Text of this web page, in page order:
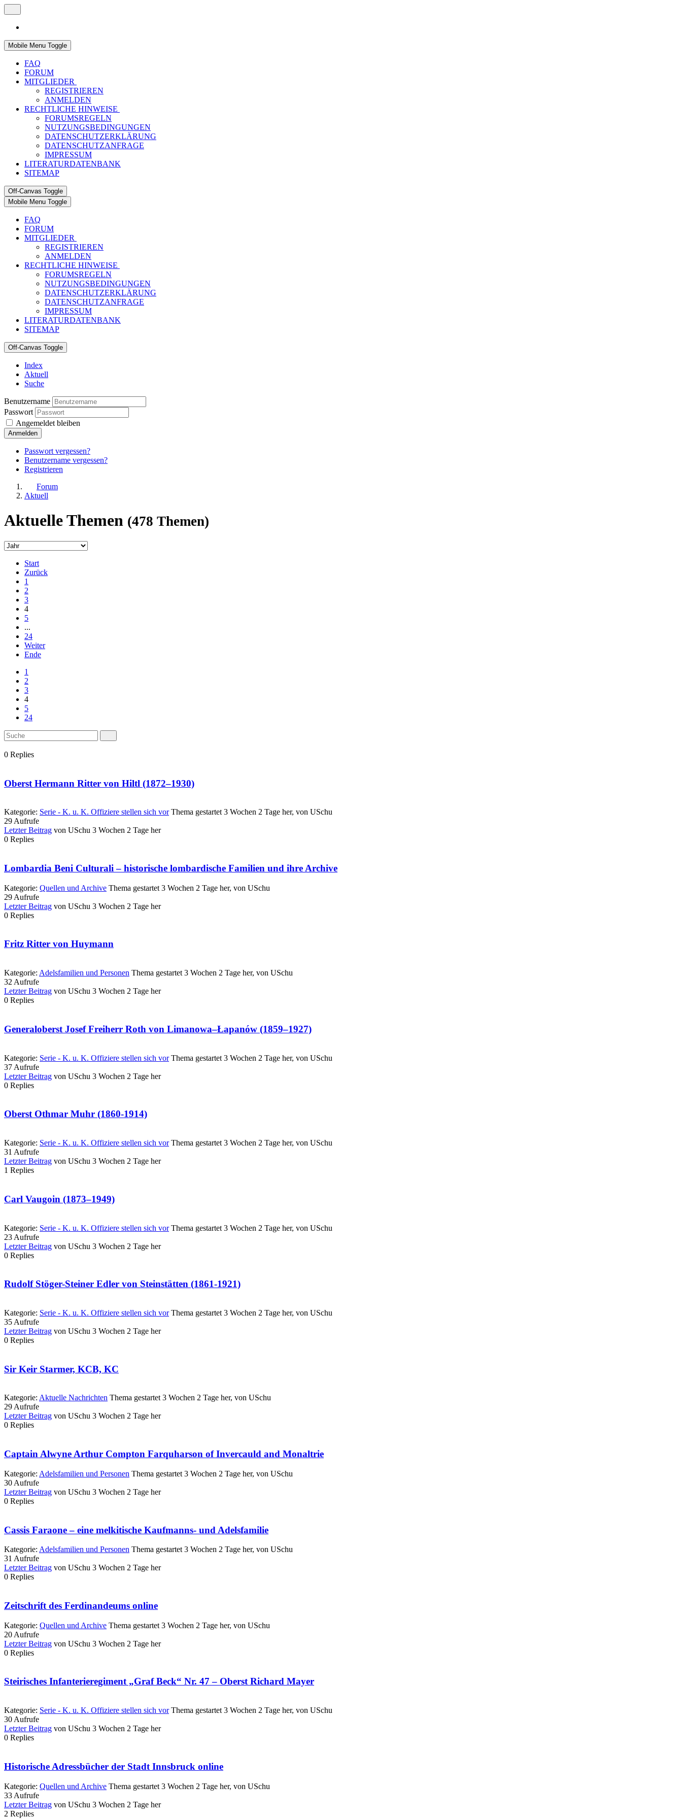
Mobile Menu Toggle
FAQ
FORUM
MITGLIEDER
REGISTRIEREN
ANMELDEN
RECHTLICHE HINWEISE
FORUMSREGELN
NUTZUNGSBEDINGUNGEN
DATENSCHUTZERKLÄRUNG
DATENSCHUTZANFRAGE
IMPRESSUM
LITERATURDATENBANK
SITEMAP
Off-Canvas Toggle
Mobile Menu Toggle
FAQ
FORUM
MITGLIEDER
REGISTRIEREN
ANMELDEN
RECHTLICHE HINWEISE
FORUMSREGELN
NUTZUNGSBEDINGUNGEN
DATENSCHUTZERKLÄRUNG
DATENSCHUTZANFRAGE
IMPRESSUM
LITERATURDATENBANK
SITEMAP
Off-Canvas Toggle
Index
Aktuell
Suche
Benutzername
Passwort
Angemeldet bleiben
Anmelden
Passwort vergessen?
Benutzername vergessen?
Registrieren
Forum
Aktuell
Aktuelle Themen (478 Themen)
Start
Zurück
1
2
3
4
5
...
24
Weiter
Ende
1
2
3
4
5
24
0 Replies
Oberst Hermann Ritter von Hiltl (1872–1930)
Kategorie: Serie - K. u. K. Offiziere stellen sich vorThema gestartet 3 Wochen 2 Tage her, von USchu
29 Aufrufe
Letzter Beitrag von USchu 3 Wochen 2 Tage her
0 Replies
Lombardia Beni Culturali – historische lombardische Familien und ihre Archive
Kategorie: Quellen und Archive Thema gestartet 3 Wochen 2 Tage her, von USchu
29 Aufrufe
Letzter Beitrag von USchu 3 Wochen 2 Tage her
0 Replies
Fritz Ritter von Huymann
Kategorie: Adelsfamilien und Personen Thema gestartet 3 Wochen 2 Tage her, von USchu
32 Aufrufe
Letzter Beitrag von USchu 3 Wochen 2 Tage her
0 Replies
Generaloberst Josef Freiherr Roth von Limanowa–Łapanów (1859–1927)
Kategorie: Serie - K. u. K. Offiziere stellen sich vorThema gestartet 3 Wochen 2 Tage her, von USchu
37 Aufrufe
Letzter Beitrag von USchu 3 Wochen 2 Tage her
0 Replies
Oberst Othmar Muhr (1860-1914)
Kategorie: Serie - K. u. K. Offiziere stellen sich vorThema gestartet 3 Wochen 2 Tage her, von USchu
31 Aufrufe
Letzter Beitrag von USchu 3 Wochen 2 Tage her
1 Replies
Carl Vaugoin (1873–1949)
Kategorie: Serie - K. u. K. Offiziere stellen sich vorThema gestartet 3 Wochen 2 Tage her, von USchu
23 Aufrufe
Letzter Beitrag von USchu 3 Wochen 2 Tage her
0 Replies
Rudolf Stöger-Steiner Edler von Steinstätten (1861-1921)
Kategorie: Serie - K. u. K. Offiziere stellen sich vorThema gestartet 3 Wochen 2 Tage her, von USchu
35 Aufrufe
Letzter Beitrag von USchu 3 Wochen 2 Tage her
0 Replies
Sir Keir Starmer, KCB, KC
Kategorie: Aktuelle Nachrichten Thema gestartet 3 Wochen 2 Tage her, von USchu
29 Aufrufe
Letzter Beitrag von USchu 3 Wochen 2 Tage her
0 Replies
Captain Alwyne Arthur Compton Farquharson of Invercauld and Monaltrie
Kategorie: Adelsfamilien und Personen Thema gestartet 3 Wochen 2 Tage her, von USchu
30 Aufrufe
Letzter Beitrag von USchu 3 Wochen 2 Tage her
0 Replies
Cassis Faraone – eine melkitische Kaufmanns- und Adelsfamilie
Kategorie: Adelsfamilien und Personen Thema gestartet 3 Wochen 2 Tage her, von USchu
31 Aufrufe
Letzter Beitrag von USchu 3 Wochen 2 Tage her
0 Replies
Zeitschrift des Ferdinandeums online
Kategorie: Quellen und Archive Thema gestartet 3 Wochen 2 Tage her, von USchu
20 Aufrufe
Letzter Beitrag von USchu 3 Wochen 2 Tage her
0 Replies
Steirisches Infanterieregiment „Graf Beck“ Nr. 47 – Oberst Richard Mayer
Kategorie: Serie - K. u. K. Offiziere stellen sich vorThema gestartet 3 Wochen 2 Tage her, von USchu
30 Aufrufe
Letzter Beitrag von USchu 3 Wochen 2 Tage her
0 Replies
Historische Adressbücher der Stadt Innsbruck online
Kategorie: Quellen und Archive Thema gestartet 3 Wochen 2 Tage her, von USchu
33 Aufrufe
Letzter Beitrag von USchu 3 Wochen 2 Tage her
2 Replies